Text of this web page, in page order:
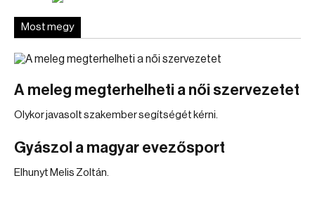
Most megy
A meleg megterhelheti a női szervezetet
Olykor javasolt szakember segítségét kérni.
Gyászol a magyar evezősport
Elhunyt Melis Zoltán.